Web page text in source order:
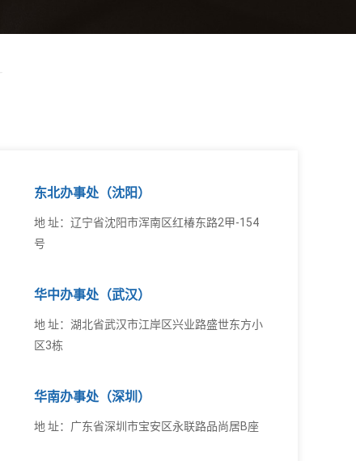
东北办事处（沈阳）
地 址：辽宁省沈阳市浑南区红椿东路2甲-154
号
华中办事处（武汉）
地 址：湖北省武汉市江岸区兴业路盛世东方小
区3栋
华南办事处（深圳）
地 址：广东省深圳市宝安区永联路品尚居B座